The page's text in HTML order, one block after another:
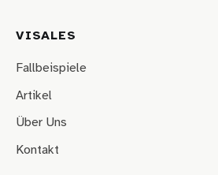
VISALES
Fallbeispiele
Artikel
Über Uns
Kontakt